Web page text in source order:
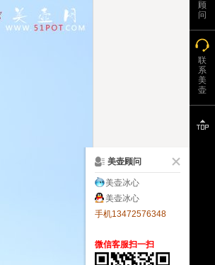
顾
问
联
系
美
壶
美壶顾问
美壶冰心
美壶冰心
手机13472576348
微信客服扫一扫